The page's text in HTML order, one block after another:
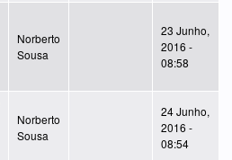
Norberto
Sousa
23 Junho,
2016 -
08:58
Norberto
Sousa
24 Junho,
2016 -
08:54